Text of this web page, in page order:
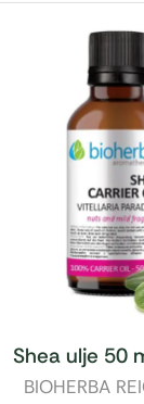
Shea ulje 50
BIOHERBA